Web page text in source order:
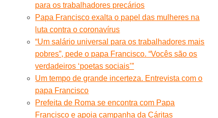
para os trabalhadores precários
Papa Francisco exalta o papel das mulheres na
luta contra o coronavírus
“Um salário universal para os trabalhadores mais
pobres”, pede o papa Francisco. “Vocês são os
verdadeiros ‘poetas sociais’”
Um tempo de grande incerteza. Entrevista com o
papa Francisco
Prefeita de Roma se encontra com Papa
Francisco e apoia campanha da Cáritas